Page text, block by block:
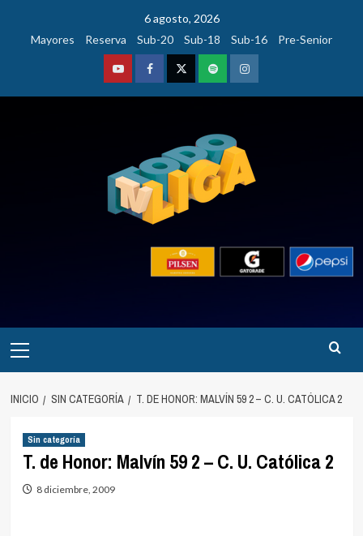
contenido
6 agosto, 2026
Mayores
Reserva Sub-20 Sub-18 Sub-16 Pre-Senior
YoutubeFacebookTwitterPodcastInstagram
principal
INICIO SIN CATEGORÍA T. DE HONOR: MALVÍN 59 2 – C. U. CATÓLICA 2
Sin categoría
T. de Honor: Malvín 59 2 – C. U. Católica 2
8 diciembre, 2009